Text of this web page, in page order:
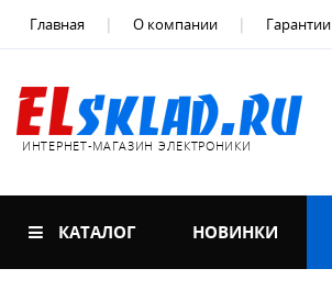
Главная О компании Гарантии
ИНТЕРНЕТ-МАГАЗИН ЭЛЕКТРОНИКИ
КАТАЛОГ НОВИНКИ